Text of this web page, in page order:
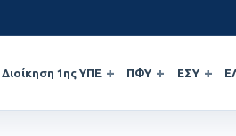
Διοίκηση 1ης ΥΠΕ ΠΦΥ ΕΣΥ